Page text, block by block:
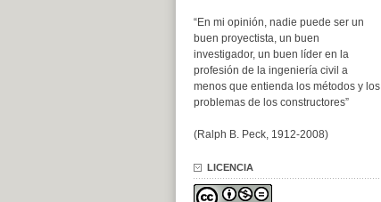
“En mi opinión, nadie puede ser un
buen proyectista, un buen
investigador, un buen líder en la
profesión de la ingeniería civil a
menos que entienda los métodos y los
problemas de los constructores”
(Ralph B. Peck, 1912-2008)
LICENCIA